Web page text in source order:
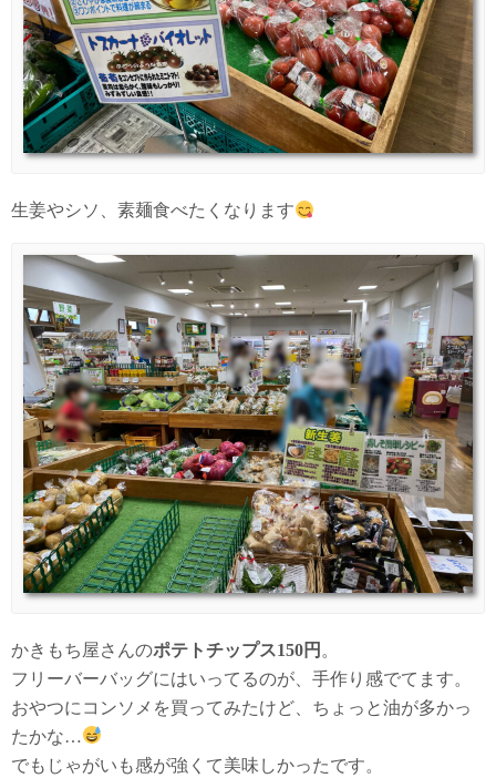
生姜やシソ、素麺食べたくなります
かきもち屋さんのポテトチップス150円 。
フリーバーバッグにはいってるのが、手作り感でてます。
おやつにコンソメを買ってみたけど、ちょっと油が多かっ
たかな…
でもじゃがいも感が強くて美味しかったです。